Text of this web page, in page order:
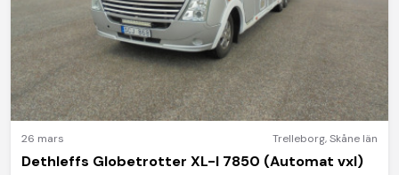
26 mars Trelleborg,Skåne län
Dethleffs Globetrotter XL-I 7850 (Automat vxl)